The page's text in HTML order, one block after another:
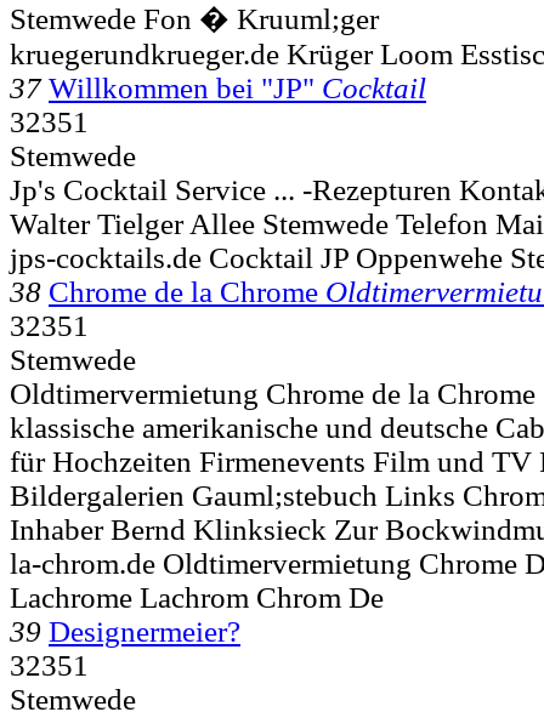
Stemwede Fon � Kruuml;ger
kruegerundkrueger.de Krüger Loom
37 Willkommen bei "JP" Cocktail
32351
Stemwede
Jp's Cocktail Service ... -Rezepturen
Walter Tielger Allee Stemwede Telefon
jps-cocktails.de Cocktail JP Oppenwehe
38 Chrome de la Chrome
32351
Stemwede
Oldtimervermietung Chrome de la
klassische amerikanische und deutsche
für Hochzeiten Firmenevents Film und TV
Bildergalerien Gauml;stebuch Links
Inhaber Bernd Klinksieck Zur
la-chrom.de Oldtimervermietung Chrome
Lachrome Lachrom Chrom De
39 Designermeier?
32351
Stemwede